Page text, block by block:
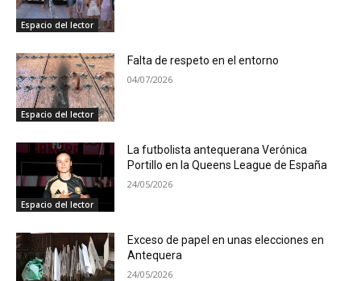
Espacio del lector
Espacio del lector
Falta de respeto en el entorno
04/07/2026
Espacio del lector
La futbolista antequerana Verónica
Portillo en la Queens League de España
24/05/2026
Exceso de papel en unas elecciones en
Antequera
24/05/2026